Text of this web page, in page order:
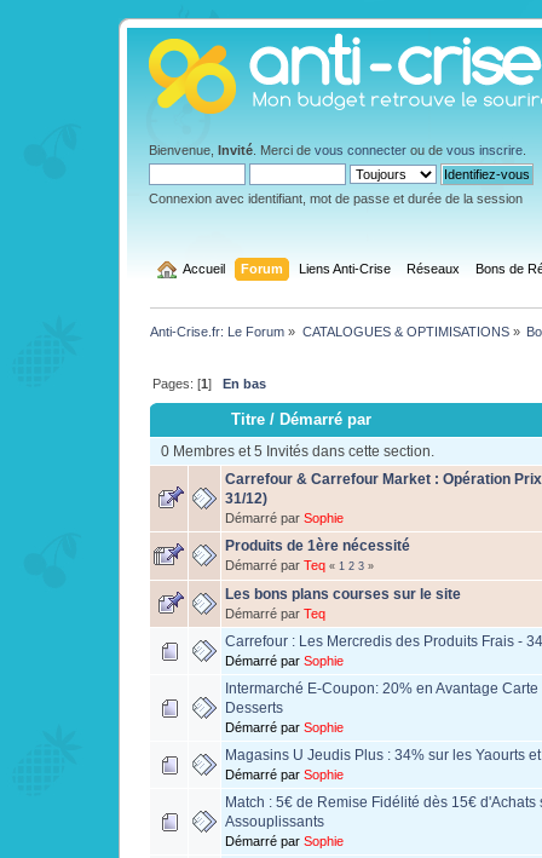
Bienvenue, Invité . Merci de vous connecter ou de vous inscrire
Connexion avec identifiant, mot de passe et durée de la session
Accueil Forum Liens Anti-Crise Réseaux Bons de
Anti-Crise.fr: Le Forum » CATALOGUES & OPTIMISATIONS»
Pages: [1]En bas
Titre /Démarré par
0 Membres et 5 Invités dans cette section.
Carrefour & Carrefour Market : Opération
31/12)
Démarré par Sophie
Produits de 1ère nécessité
Démarré par Teq « 1 2 3 »
Les bons plans courses sur le site
Démarré par Teq
Carrefour : Les Mercredis des Produits Frais -
Démarré par Sophie
Intermarché E-Coupon: 20% en Avantage
Desserts
Démarré par Sophie
Magasins U Jeudis Plus : 34% sur les Yaourts
Démarré par Sophie
Match : 5€ de Remise Fidélité dès 15€ d'Achats
Assouplissants
Démarré par Sophie